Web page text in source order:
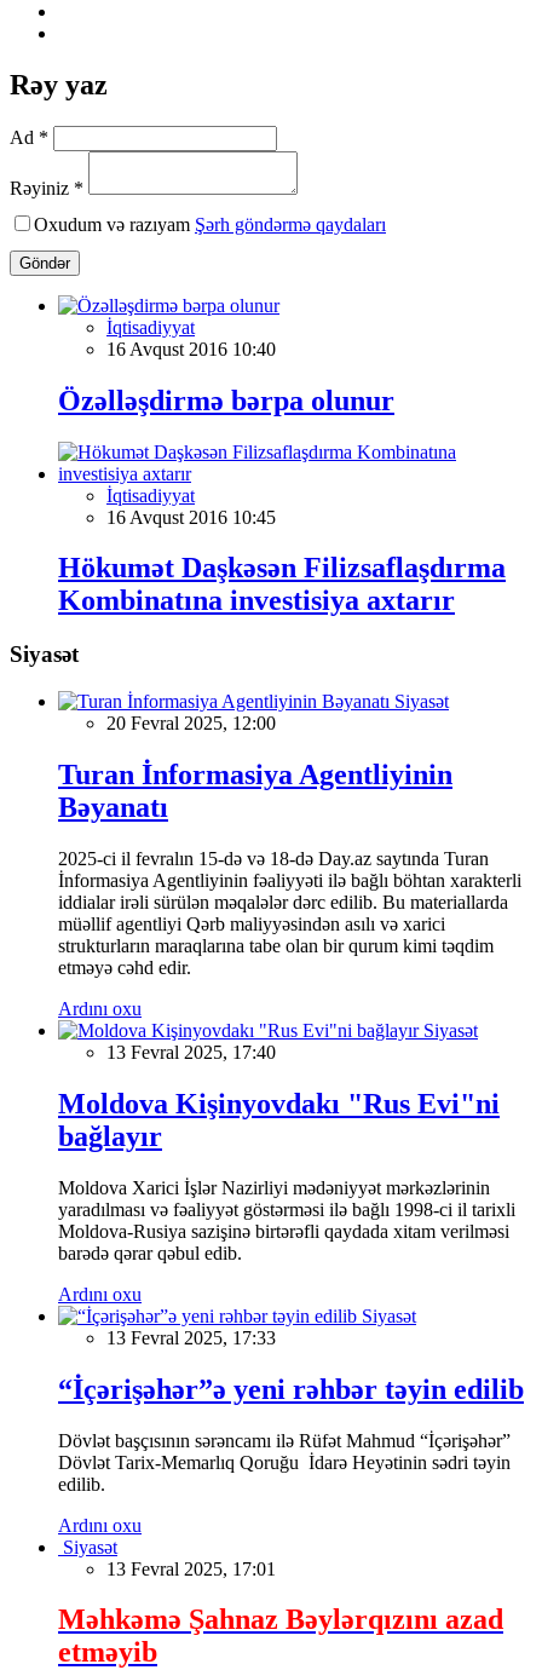
Rəy yaz
Ad *
Rəyiniz *
Oxudum və razıyam Şərh göndərmə qaydaları
Göndər
İqtisadiyyat
16 Avqust 2016 10:40
Özəlləşdirmə bərpa olunur
İqtisadiyyat
16 Avqust 2016 10:45
Hökumət Daşkəsən Filizsaflaşdırma
Kombinatına investisiya axtarır
Siyasət
Siyasət
20 Fevral 2025, 12:00
Turan İnformasiya Agentliyinin
Bəyanatı
2025-ci il fevralın 15-də və 18-də Day.az saytında Turan
İnformasiya Agentliyinin fəaliyyəti ilə bağlı böhtan xarakterli
iddialar irəli sürülən məqalələr dərc edilib. Bu materiallarda
müəllif agentliyi Qərb maliyyəsindən asılı və xarici
strukturların maraqlarına tabe olan bir qurum kimi təqdim
etməyə cəhd edir.
Ardını oxu
Siyasət
13 Fevral 2025, 17:40
Moldova Kişinyovdakı "Rus Evi"ni
bağlayır
Moldova Xarici İşlər Nazirliyi mədəniyyət mərkəzlərinin
yaradılması və fəaliyyət göstərməsi ilə bağlı 1998-ci il tarixli
Moldova-Rusiya sazişinə birtərəfli qaydada xitam verilməsi
barədə qərar qəbul edib.
Ardını oxu
Siyasət
13 Fevral 2025, 17:33
“İçərişəhər”ə yeni rəhbər təyin edilib
Dövlət başçısının sərəncamı ilə Rüfət Mahmud “İçərişəhər”
Dövlət Tarix-Memarlıq Qoruğu İdarə Heyətinin sədri təyin
edilib.
Ardını oxu
Siyasət
13 Fevral 2025, 17:01
Məhkəmə Şahnaz Bəylərqızını azad
etməyib